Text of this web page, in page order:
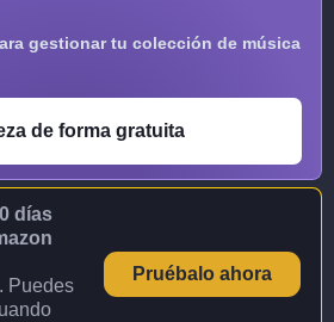
gestionar tu colección de música
de forma gratuita
días
Puedes
Pruébalo ahora